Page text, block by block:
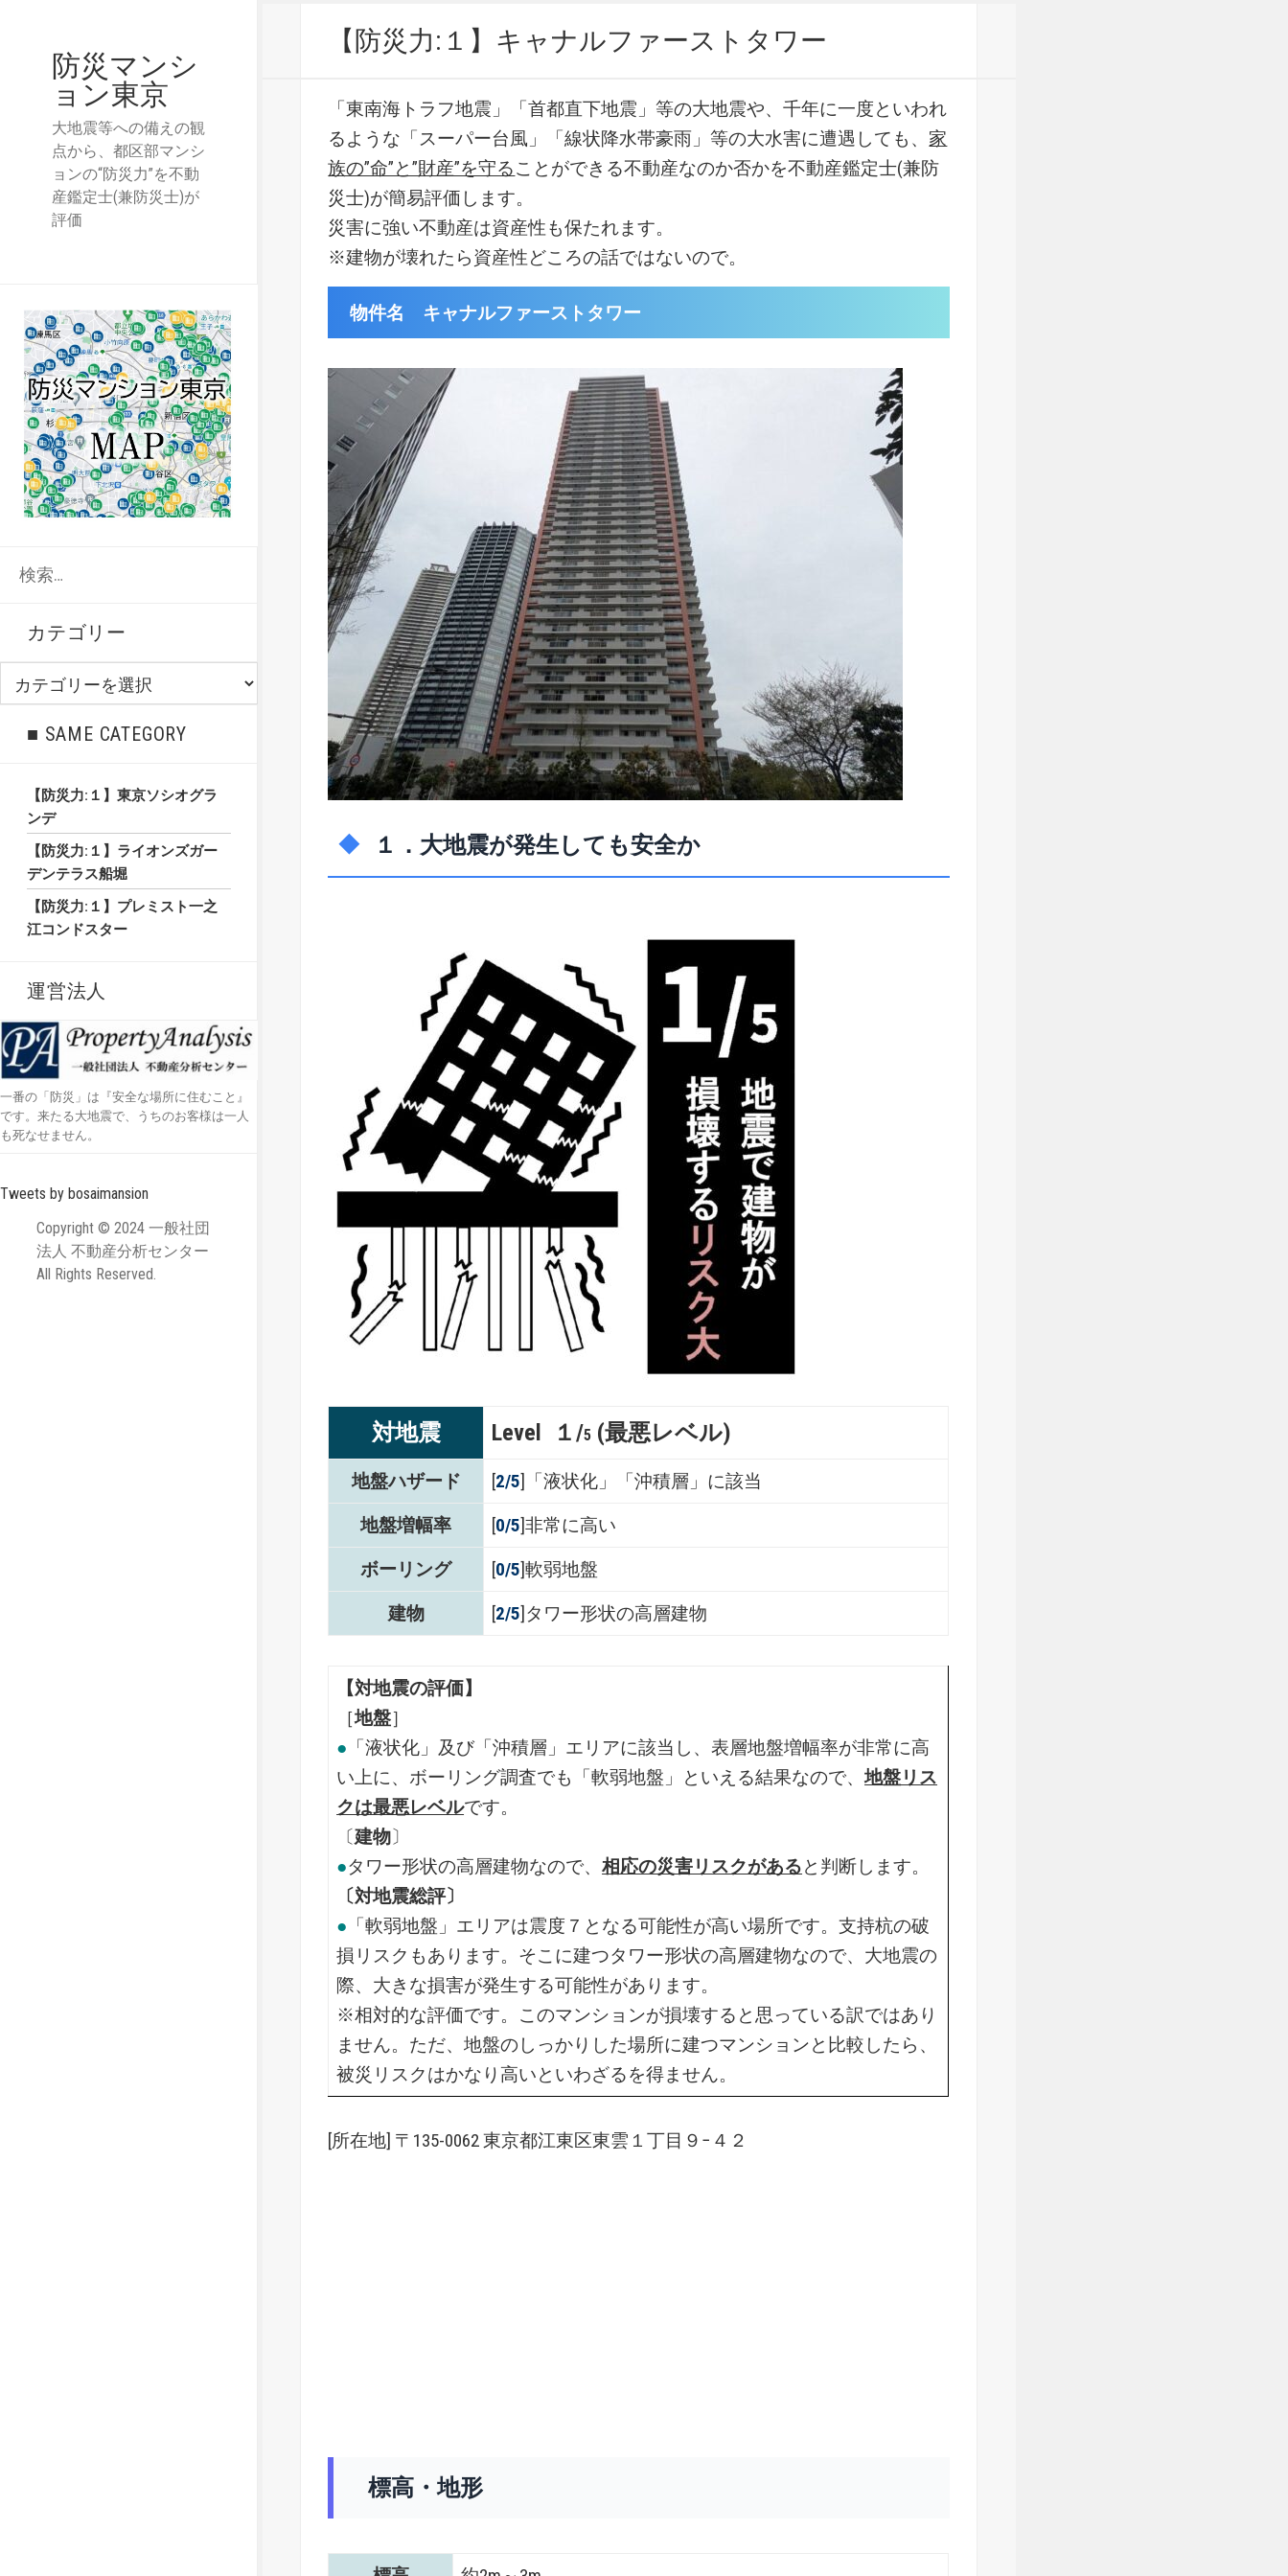
防災マンシ
ョン東京
大地震等への備えの観
点から、都区部マンシ
ョンの“防災力”を不動
産鑑定士(兼防災士)が
評価
カテゴリー
■ SAME CATEGORY
【防災力:１】東京ソシオグラ
ンデ
【防災力:１】ライオンズガー
デンテラス船堀
【防災力:１】プレミスト一之
江コンドスター
運営法人
一番の「防災」は『安全な場所に住むこと』
です。来たる大地震で、うちのお客様は一人
も死なせません。
Tweets by bosaimansion
Copyright © 2024 一般社団
法人 不動産分析センター
All Rights Reserved.
【防災力:１】キャナルファーストタワー
「東南海トラフ地震」「首都直下地震」等の大地震や、千年に一度といわれ
るような「スーパー台風」「線状降水帯豪雨」等の大水害に遭遇しても、 家
族の”命”と”財産”を守ることができる不動産なのか否かを不動産鑑定士(兼防
災士)が簡易評価します。
災害に強い不動産は資産性も保たれます。
※建物が壊れたら資産性どころの話ではないので。
物件名 キャナルファーストタワー
１．大地震が発生しても安全か
対地震 Level １/5 (最悪レベル)
地盤ハザード [2/5]「液状化」「沖積層」に該当
地盤増幅率
[0/5]非常に高い
ボーリング
[0/5]軟弱地盤
建物
[2/5]タワー形状の高層建物
【対地震の評価】
［地盤］
● 「液状化」及び「沖積層」エリアに該当し、表層地盤増幅率が非常に高
い上に、ボーリング調査でも「軟弱地盤」といえる結果なので、地盤リス
クは最悪レベルです。
〔建物〕
●タワー形状の高層建物なので、相応の災害リスクがあると判断します。
〔対地震総評〕
● 「軟弱地盤」エリアは震度７となる可能性が高い場所です。支持杭の破
損リスクもあります。そこに建つタワー形状の高層建物なので、大地震の
際、大きな損害が発生する可能性があります。
※相対的な評価です。このマンションが損壊すると思っている訳ではあり
ません。ただ、地盤のしっかりした場所に建つマンションと比較したら、
被災リスクはかなり高いといわざるを得ません。
[所在地] 〒135-0062 東京都江東区東雲１丁目９−４２
標高・地形